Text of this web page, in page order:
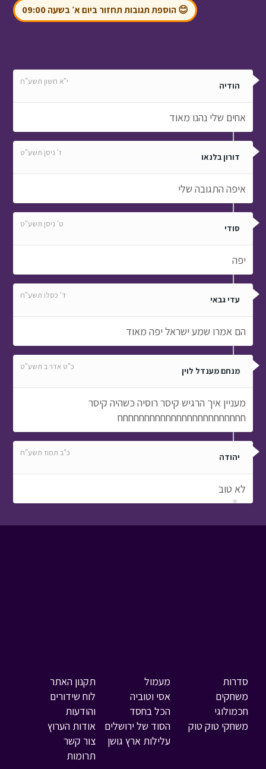
😊 הוספת תגובות תחזור ביום א׳ בשעה 09:00
הודיה י"א חשון תשע"ח
אחים שלי נהנו מאוד
דורון בלנאו ז' ניסן תשע"ט
איפה התגובה שלי
סודי ט' ניסן תשע"ט
יפה
עדי גבאי ד' כסלו תשע"ח
הם אמרו שמע ישראל יפה מאוד
מנחם מענדל לוין כ"ט אדר ב תשע"ט
מעניין איך הרגיש קיסר רוסיה כשהיה קיסר
חחחחחחחחחחחחחחחחחחחחחחחח
יהודה כ"ב תמוז תשע"ח
לא טוב
סדרות
משחקים
חכמולוגי
משחקי טוק טוק
מעמול
אסי וטוביה
הכל בחסד
הסוד של ירושלים
עלילות ארץ גושן
תקנון האתר
לוח שידורים
והודעות
אודות הערוץ
צור קשר
תרומות